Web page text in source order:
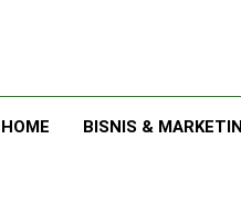
HOME BISNIS &